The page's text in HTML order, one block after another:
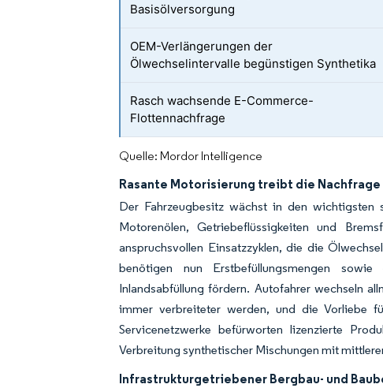
Basisölversorgung
OEM-Verlängerungen der
Ölwechselintervalle begünstigen Synthetika
Rasch wachsende E-Commerce-
Flottennachfrage
Quelle: Mordor Intelligence
Rasante Motorisierung treibt die
Der Fahrzeugbesitz wächst in den wichtigsten
Motorenölen, Getriebeflüssigkeiten und
anspruchsvollen Einsatzzyklen, die die
benötigen nun Erstbefüllungsmengen sowie
Inlandsabfüllung fördern. Autofahrer wechseln
immer verbreiteter werden, und die Vorliebe
Servicenetzwerke befürworten lizenzierte
Verbreitung synthetischer Mischungen mit
Infrastrukturgetriebener Bergbau- und